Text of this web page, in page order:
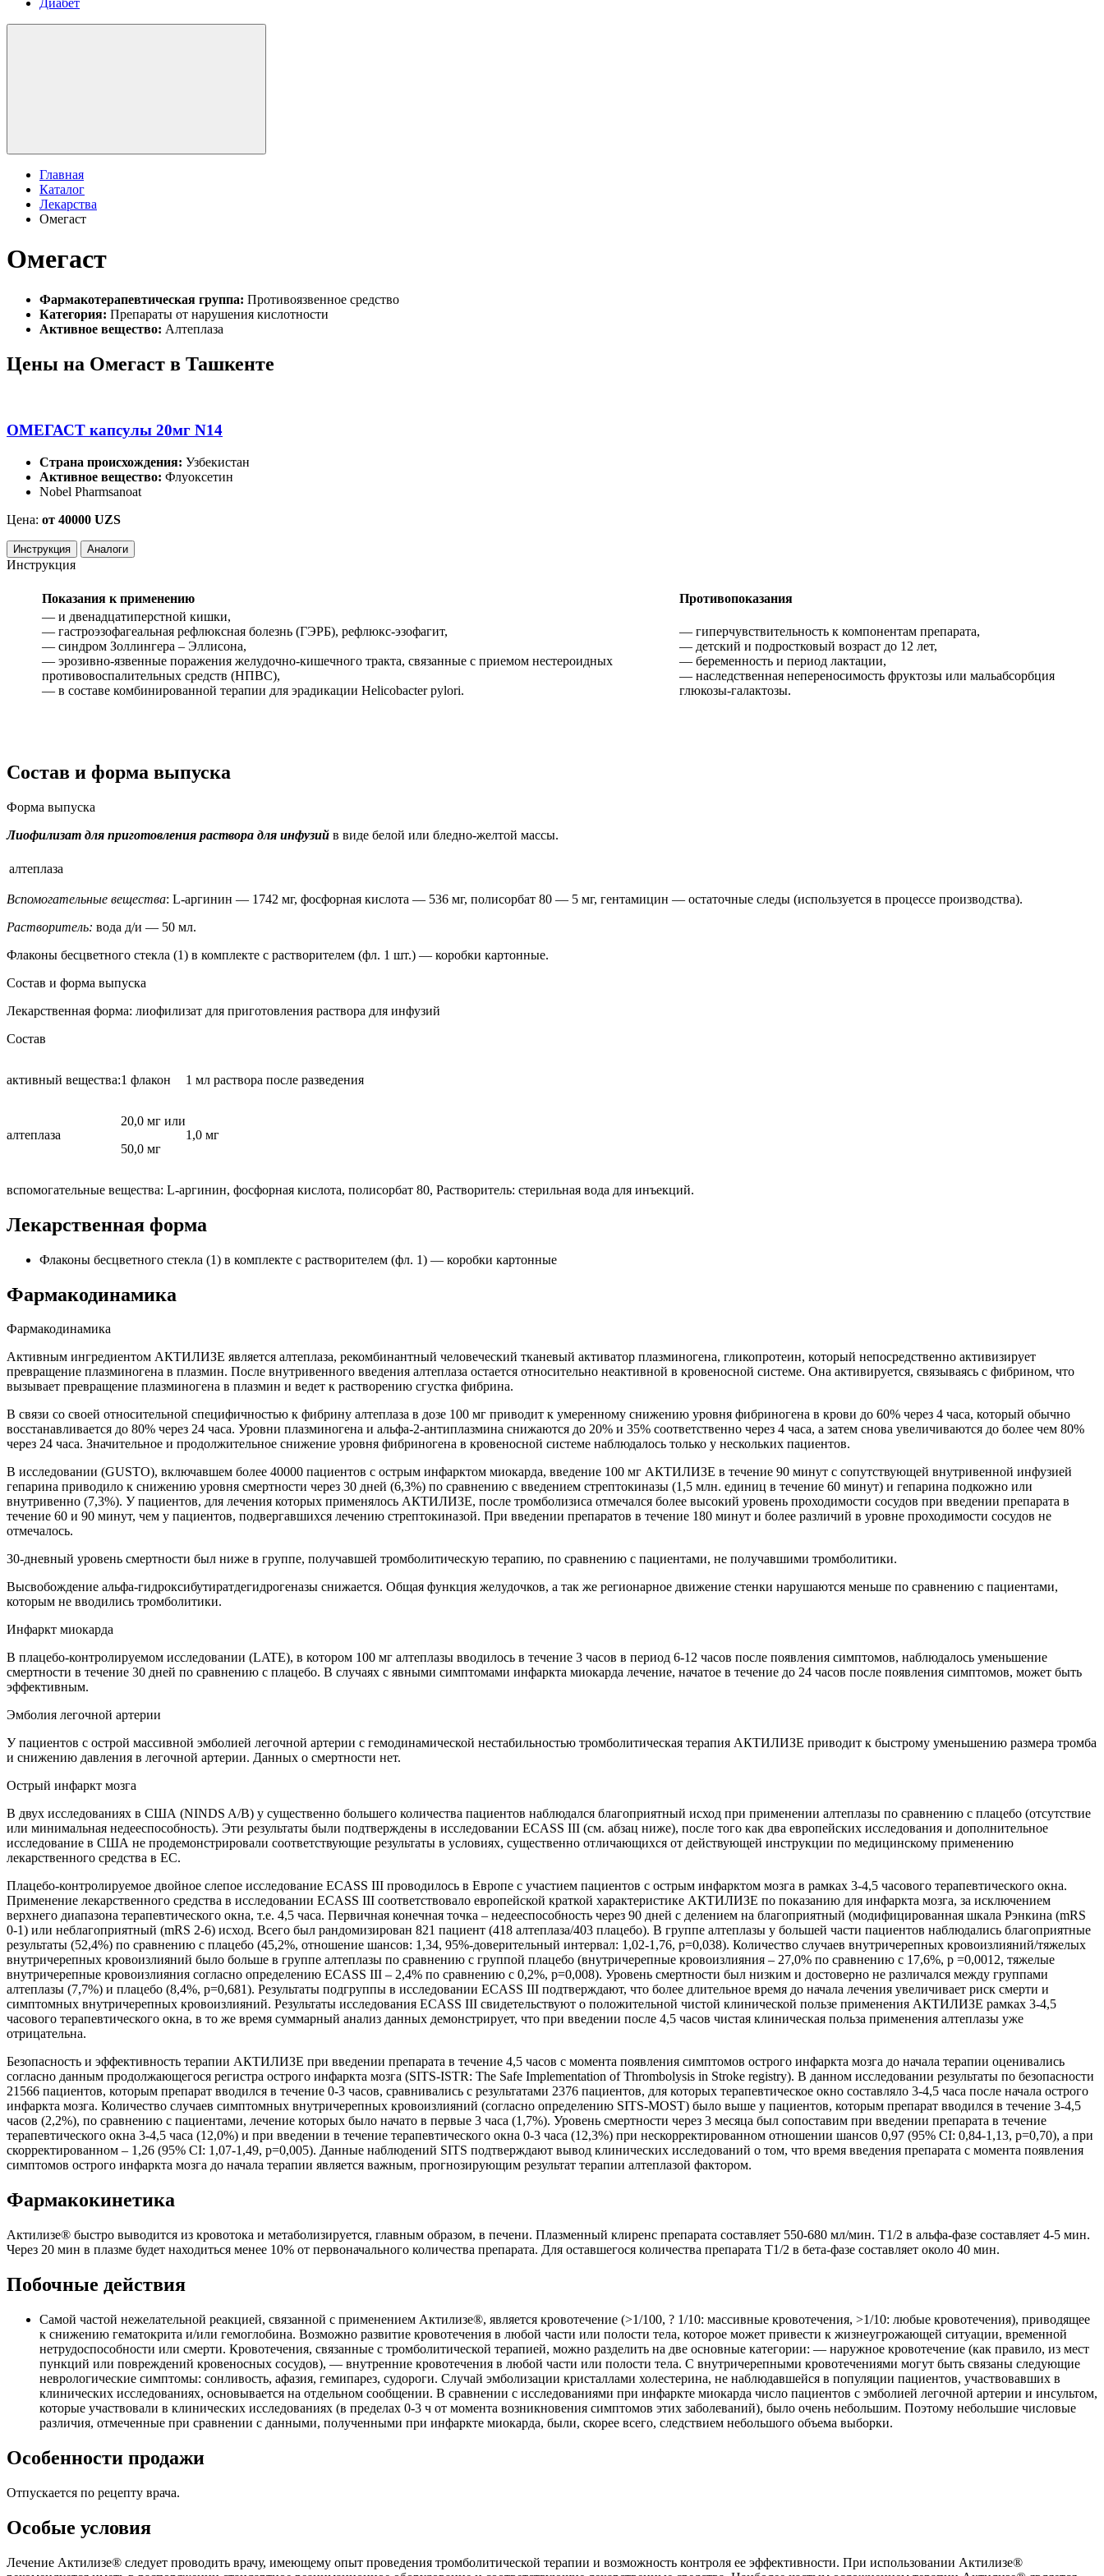
Диабет
Главная
Каталог
Лекарства
Омегаст
Омегаст
Фармакотерапевтическая группа: Противоязвенное средство
Категория: Препараты от нарушения кислотности
Активное вещество: Алтеплаза
Цены на Омегаст в Ташкенте
ОМЕГАСТ капсулы 20мг N14
Страна происхождения: Узбекистан
Активное вещество: Флуоксетин
Nobel Pharmsanoat
Цена: от 40000 UZS
Инструкция Аналоги
Инструкция
Показания к применению
Противопоказания
— и двенадцатиперстной кишки,
— гастроэзофагеальная рефлюксная болезнь (ГЭРБ), рефлюкс-эзофагит,
— синдром Золлингера – Эллисона,
— эрозивно-язвенные поражения желудочно-кишечного тракта, связанные с приемом нестероидных
противовоспалительных средств (НПВС),
— в составе комбинированной терапии для эрадикации Helicobacter pylori.
— гиперчувствительность к компонентам препарата,
— детский и подростковый возраст до 12 лет,
— беременность и период лактации,
— наследственная непереносимость фруктозы или мальабсорбция
глюкозы-галактозы.
Состав и форма выпуска
Форма выпуска
Лиофилизат для приготовления раствора для инфузий в виде белой или бледно-желтой массы.
алтеплаза
Вспомогательные вещества: L-аргинин — 1742 мг, фосфорная кислота — 536 мг, полисорбат 80 — 5 мг, гентамицин — остаточные следы (используется в процессе производства).
Растворитель: вода д/и — 50 мл.
Флаконы бесцветного стекла (1) в комплекте с растворителем (фл. 1 шт.) — коробки картонные.
Состав и форма выпуска
Лекарственная форма: лиофилизат для приготовления раствора для инфузий
Состав
активный вещества:1 флакон 1 мл раствора после разведения
алтеплаза
20,0 мг или
50,0 мг
1,0 мг
вспомогательные вещества: L-аргинин, фосфорная кислота, полисорбат 80, Растворитель: стерильная вода для инъекций.
Лекарственная форма
Флаконы бесцветного стекла (1) в комплекте с растворителем (фл. 1) — коробки картонные
Фармакодинамика
Фармакодинамика
Активным ингредиентом АКТИЛИЗЕ является алтеплаза, рекомбинантный человеческий тканевый активатор плазминогена, гликопротеин, который непосредственно активизирует
превращение плазминогена в плазмин. После внутривенного введения алтеплаза остается относительно неактивной в кровеносной системе. Она активируется, связываясь с фибрином, что
вызывает превращение плазминогена в плазмин и ведет к растворению сгустка фибрина.
В связи со своей относительной специфичностью к фибрину алтеплаза в дозе 100 мг приводит к умеренному снижению уровня фибриногена в крови до 60% через 4 часа, который обычно
восстанавливается до 80% через 24 часа. Уровни плазминогена и альфа-2-антиплазмина снижаются до 20% и 35% соответственно через 4 часа, а затем снова увеличиваются до более чем 80%
через 24 часа. Значительное и продолжительное снижение уровня фибриногена в кровеносной системе наблюдалось только у нескольких пациентов.
В исследовании (GUSTO), включавшем более 40000 пациентов с острым инфарктом миокарда, введение 100 мг АКТИЛИЗЕ в течение 90 минут с сопутствующей внутривенной инфузией
гепарина приводило к снижению уровня смертности через 30 дней (6,3%) по сравнению с введением стрептокиназы (1,5 млн. единиц в течение 60 минут) и гепарина подкожно или
внутривенно (7,3%). У пациентов, для лечения которых применялось АКТИЛИЗЕ, после тромболизиса отмечался более высокий уровень проходимости сосудов при введении препарата в
течение 60 и 90 минут, чем у пациентов, подвергавшихся лечению стрептокиназой. При введении препаратов в течение 180 минут и более различий в уровне проходимости сосудов не
отмечалось.
30-дневный уровень смертности был ниже в группе, получавшей тромболитическую терапию, по сравнению с пациентами, не получавшими тромболитики.
Высвобождение альфа-гидроксибутиратдегидрогеназы снижается. Общая функция желудочков, а так же регионарное движение стенки нарушаются меньше по сравнению с пациентами,
которым не вводились тромболитики.
Инфаркт миокарда
В плацебо-контролируемом исследовании (LATE), в котором 100 мг алтеплазы вводилось в течение 3 часов в период 6-12 часов после появления симптомов, наблюдалось уменьшение
смертности в течение 30 дней по сравнению с плацебо. В случаях с явными симптомами инфаркта миокарда лечение, начатое в течение до 24 часов после появления симптомов, может быть
эффективным.
Эмболия легочной артерии
У пациентов с острой массивной эмболией легочной артерии с гемодинамической нестабильностью тромболитическая терапия АКТИЛИЗЕ приводит к быстрому уменьшению размера тромба
и снижению давления в легочной артерии. Данных о смертности нет.
Острый инфаркт мозга
В двух исследованиях в США (NINDS A/B) у существенно большего количества пациентов наблюдался благоприятный исход при применении алтеплазы по сравнению с плацебо (отсутствие
или минимальная недееспособность). Эти результаты были подтверждены в исследовании ECASS III (см. абзац ниже), после того как два европейских исследования и дополнительное
исследование в США не продемонстрировали соответствующие результаты в условиях, существенно отличающихся от действующей инструкции по медицинскому применению
лекарственного средства в ЕС.
Плацебо-контролируемое двойное слепое исследование ECASS III проводилось в Европе с участием пациентов с острым инфарктом мозга в рамках 3-4,5 часового терапевтического окна.
Применение лекарственного средства в исследовании ECASS III соответствовало европейской краткой характеристике АКТИЛИЗЕ по показанию для инфаркта мозга, за исключением
верхнего диапазона терапевтического окна, т.е. 4,5 часа. Первичная конечная точка – недееспособность через 90 дней с делением на благоприятный (модифицированная шкала Рэнкина (mRS
0-1) или неблагоприятный (mRS 2-6) исход. Всего был рандомизирован 821 пациент (418 алтеплаза/403 плацебо). В группе алтеплазы у большей части пациентов наблюдались благоприятные
результаты (52,4%) по сравнению с плацебо (45,2%, отношение шансов: 1,34, 95%-доверительный интервал: 1,02-1,76, p=0,038). Количество случаев внутричерепных кровоизлияний/тяжелых
внутричерепных кровоизлияний было больше в группе алтеплазы по сравнению с группой плацебо (внутричерепные кровоизлияния – 27,0% по сравнению с 17,6%, p =0,0012, тяжелые
внутричерепные кровоизлияния согласно определению ECASS III – 2,4% по сравнению с 0,2%, р=0,008). Уровень смертности был низким и достоверно не различался между группами
алтеплазы (7,7%) и плацебо (8,4%, p=0,681). Результаты подгруппы в исследовании ECASS III подтверждают, что более длительное время до начала лечения увеличивает риск смерти и
симптомных внутричерепных кровоизлияний. Результаты исследования ECASS III свидетельствуют о положительной чистой клинической пользе применения АКТИЛИЗЕ рамках 3-4,5
часового терапевтического окна, в то же время суммарный анализ данных демонстрирует, что при введении после 4,5 часов чистая клиническая польза применения алтеплазы уже
отрицательна.
Безопасность и эффективность терапии АКТИЛИЗЕ при введении препарата в течение 4,5 часов с момента появления симптомов острого инфаркта мозга до начала терапии оценивались
согласно данным продолжающегося регистра острого инфаркта мозга (SITS-ISTR: The Safe Implementation of Thrombolysis in Stroke registry). В данном исследовании результаты по безопасности
21566 пациентов, которым препарат вводился в течение 0-3 часов, сравнивались с результатами 2376 пациентов, для которых терапевтическое окно составляло 3-4,5 часа после начала острого
инфаркта мозга. Количество случаев симптомных внутричерепных кровоизлияний (согласно определению SITS-MOST) было выше у пациентов, которым препарат вводился в течение 3-4,5
часов (2,2%), по сравнению с пациентами, лечение которых было начато в первые 3 часа (1,7%). Уровень смертности через 3 месяца был сопоставим при введении препарата в течение
терапевтического окна 3-4,5 часа (12,0%) и при введении в течение терапевтического окна 0-3 часа (12,3%) при нескорректированном отношении шансов 0,97 (95% CI: 0,84-1,13, p=0,70), а при
скорректированном – 1,26 (95% CI: 1,07-1,49, p=0,005). Данные наблюдений SITS подтверждают вывод клинических исследований о том, что время введения препарата с момента появления
симптомов острого инфаркта мозга до начала терапии является важным, прогнозирующим результат терапии алтеплазой фактором.
Фармакокинетика
Актилизе® быстро выводится из кровотока и метаболизируется, главным образом, в печени. Плазменный клиренс препарата составляет 550-680 мл/мин. T1/2 в альфа-фазе составляет 4-5 мин.
Через 20 мин в плазме будет находиться менее 10% от первоначального количества препарата. Для оставшегося количества препарата T1/2 в бета-фазе составляет около 40 мин.
Побочные действия
Самой частой нежелательной реакцией, связанной с применением Актилизе®, является кровотечение (>1/100, ? 1/10: массивные кровотечения, >1/10: любые кровотечения), приводящее
к снижению гематокрита и/или гемоглобина. Возможно развитие кровотечения в любой части или полости тела, которое может привести к жизнеугрожающей ситуации, временной
нетрудоспособности или смерти. Кровотечения, связанные с тромболитической терапией, можно разделить на две основные категории: — наружное кровотечение (как правило, из мест
пункций или повреждений кровеносных сосудов), — внутренние кровотечения в любой части или полости тела. С внутричерепными кровотечениями могут быть связаны следующие
неврологические симптомы: сонливость, афазия, гемипарез, судороги. Случай эмболизации кристаллами холестерина, не наблюдавшейся в популяции пациентов, участвовавших в
клинических исследованиях, основывается на отдельном сообщении. В сравнении с исследованиями при инфаркте миокарда число пациентов с эмболией легочной артерии и инсультом,
которые участвовали в клинических исследованиях (в пределах 0-3 ч от момента возникновения симптомов этих заболеваний), было очень небольшим. Поэтому небольшие числовые
различия, отмеченные при сравнении с данными, полученными при инфаркте миокарда, были, скорее всего, следствием небольшого объема выборки.
Особенности продажи
Отпускается по рецепту врача.
Особые условия
Лечение Актилизе® следует проводить врачу, имеющему опыт проведения тромболитической терапии и возможность контроля ее эффективности. При использовании Актилизе®